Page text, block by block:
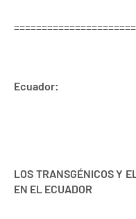
Ecuador:
LOS TRANSGÉNICOS Y
EN EL ECUADOR